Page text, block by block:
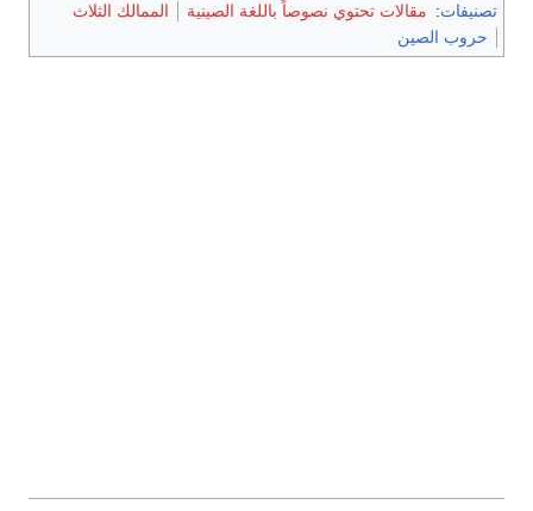
تصنيفات: مقالات تحتوي نصوصاً باللغة الصينية
الممالك الثلاث
حروب الصين